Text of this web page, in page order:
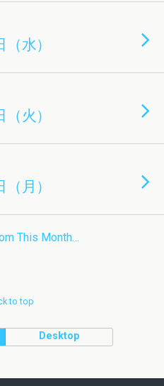
水）
火）
月）
This Month…
to top
Desktop